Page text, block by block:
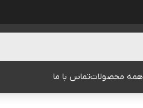
همه محصولاتتماس با ما